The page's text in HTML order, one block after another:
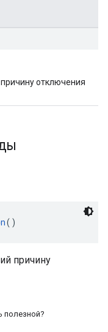
отключения
()
причину
полезной?